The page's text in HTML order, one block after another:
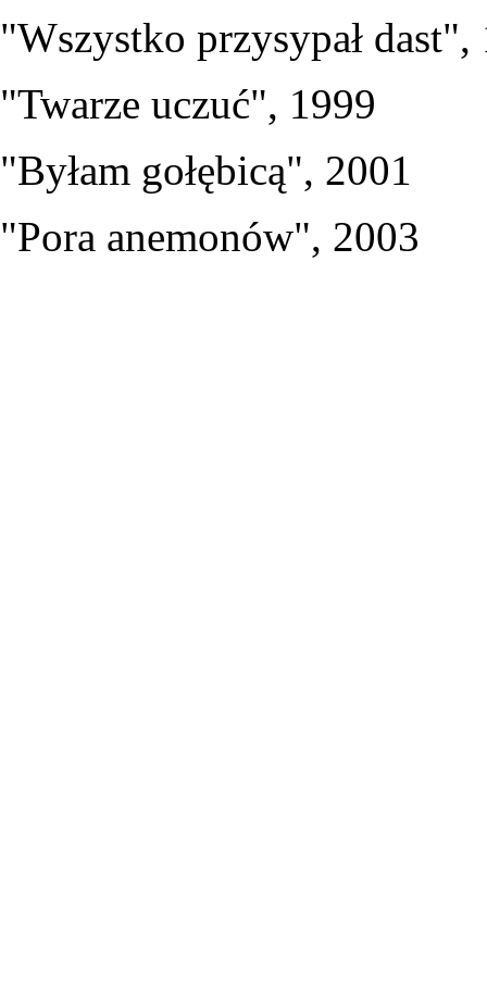
"Wszystko przysypał dast",
"Twarze uczuć", 1999
"Byłam gołębicą", 2001
"Pora anemonów", 2003